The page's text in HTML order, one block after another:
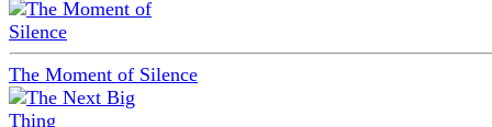
The Moment of Silence